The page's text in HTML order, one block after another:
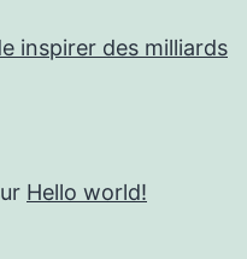
inspirer des milliards
Hello world!